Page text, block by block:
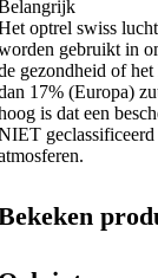
optrel swiss
gebruikt in
gezondheid of
17% (Europa)
is dat een